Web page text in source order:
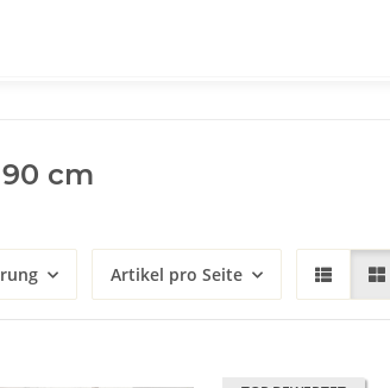
cm
Artikel pro Seite